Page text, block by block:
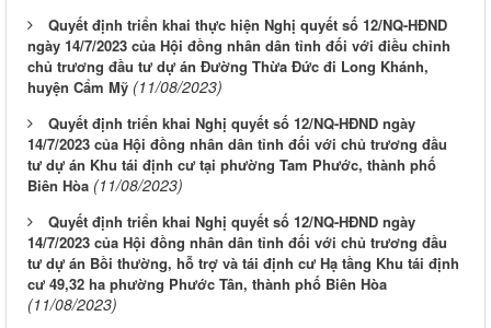
Quyết định triển khai thực hiện Nghị quyết số 12/NQ-HĐND
ngày 14/7/2023 của Hội đồng nhân dân tỉnh đối với điều chỉnh
chủ trương đầu tư dự án Đường Thừa Đức đi Long Khánh,
huyện Cẩm Mỹ (11/08/2023)
Quyết định triển khai Nghị quyết số 12/NQ-HĐND ngày
14/7/2023 của Hội đồng nhân dân tỉnh đối với chủ trương đầu
tư dự án Khu tái định cư tại phường Tam Phước, thành phố
Biên Hòa (11/08/2023)
Quyết định triển khai Nghị quyết số 12/NQ-HĐND ngày
14/7/2023 của Hội đồng nhân dân tỉnh đối với chủ trương đầu
tư dự án Bồi thường, hỗ trợ và tái định cư Hạ tầng Khu tái định
cư 49,32 ha phường Phước Tân, thành phố Biên Hòa
(11/08/2023)